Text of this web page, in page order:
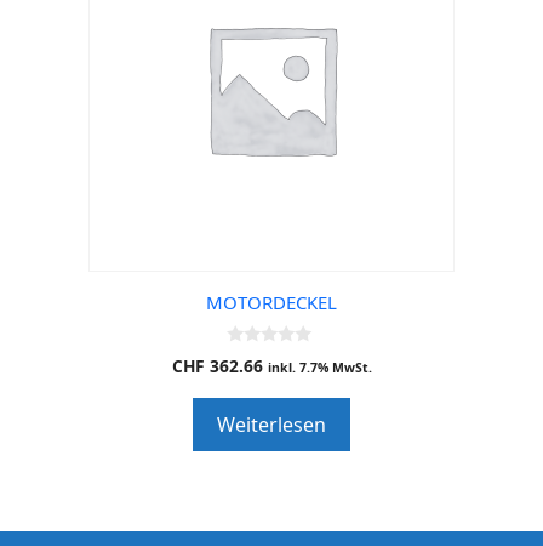
MOTORDECKEL
0
o
o
f
5
CHF 362.66 inkl. 7.7% MwSt.
Weiterlesen